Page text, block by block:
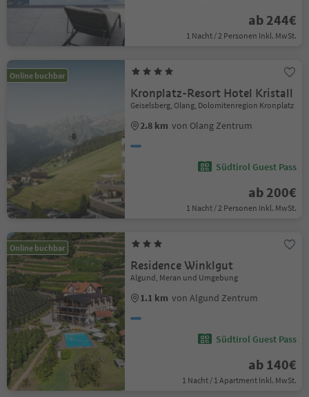
ab 244€
1 Nacht / 2 Personen Inkl. MwSt.
Online buchbar
Kronplatz-Resort Hotel Kristall
Geiselsberg, Olang, Dolomitenregion Kronplatz
2.8 km von Olang Zentrum
Südtirol Guest Pass
ab 200€
1 Nacht / 2 Personen Inkl. MwSt.
Online buchbar
Residence Winklgut
Algund, Meran und Umgebung
1.1 km von Algund Zentrum
Südtirol Guest Pass
ab 140€
1 Nacht / 1 Apartment Inkl. MwSt.